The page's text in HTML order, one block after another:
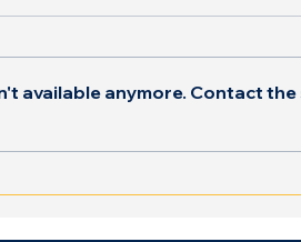
available anymore. Contact